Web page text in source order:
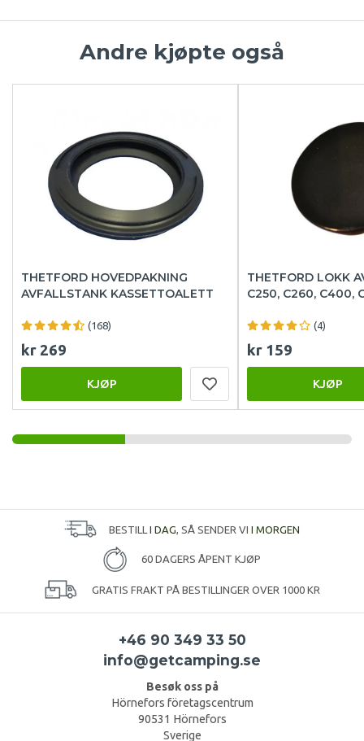
Andre kjøpte også
THETFORD HOVEDPAKNING
AVFALLSTANK KASSETTOALETT
(168)
kr 269
KJØP
THETFORD LOKK
C250, C260, C400,
(4)
kr 159
KJØP
BESTILL I DAG , SÅ SENDER VI I MORGEN
60 DAGERS ÅPENT KJØP
GRATIS FRAKT PÅ BESTILLINGER OVER 1000 KR
+46 90 349 33 50
info@getcamping.se
Besøk oss på
Hörnefors företagscentrum
90531 Hörnefors
Sverige